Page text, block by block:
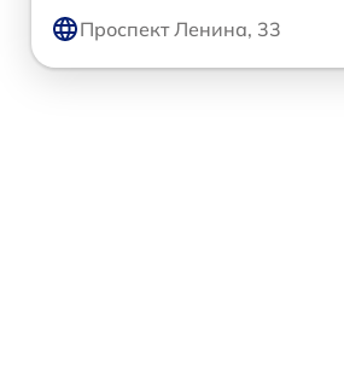
Проспект Ленина, 33